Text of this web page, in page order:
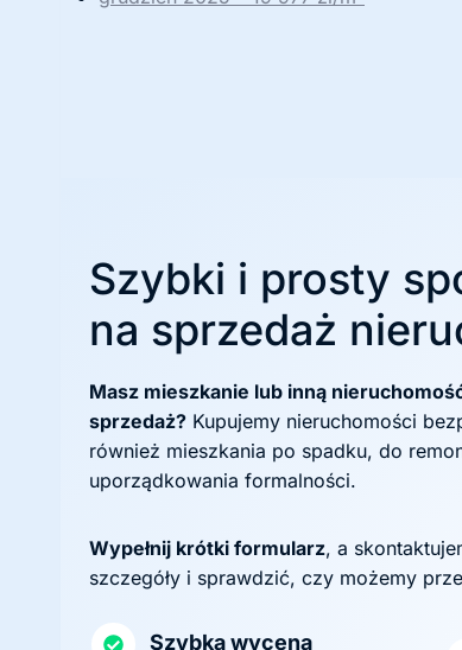
Szybki i prosty
na sprzedaż
Masz mieszkanie lub inną
sprzedaż? Kupujemy nieruchomości
również mieszkania po spadku, do
uporządkowania formalności.
Wypełnij krótki formularz, a
szczegóły i sprawdzić, czy możemy
Szybka wycena